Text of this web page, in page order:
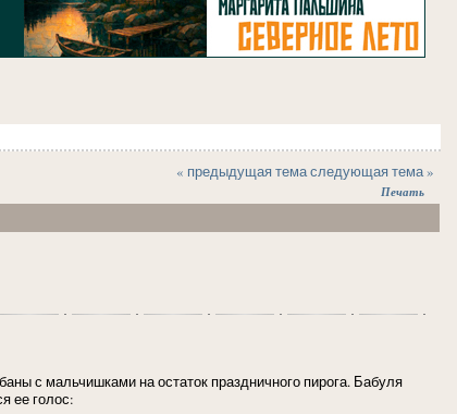
« предыдущая темаследующая тема »
Печать
с мальчишками на остаток праздничного пирога. Бабуля
ее голос: